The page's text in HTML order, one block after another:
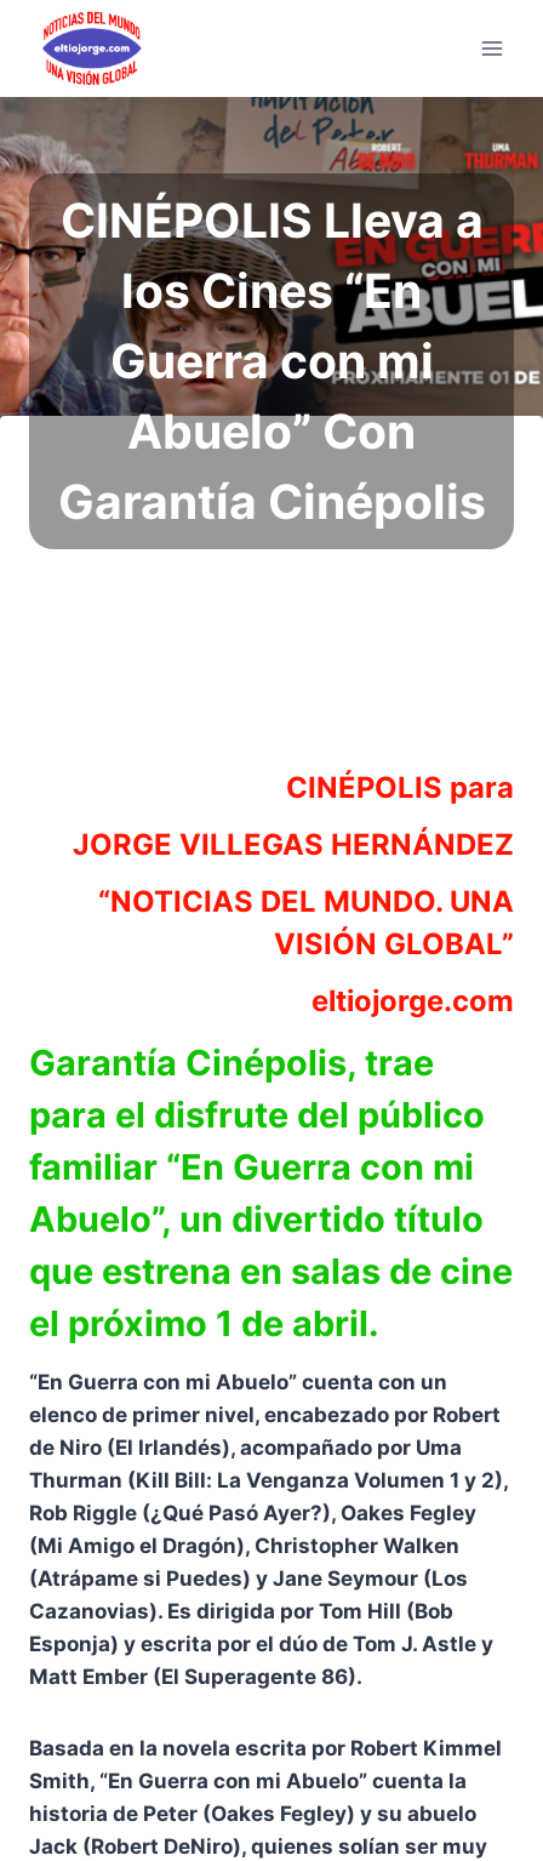
Saltar
contenido
CINÉPOLIS Lleva a
los Cines “En
Guerra con mi
Abuelo” Con
Garantía Cinépolis
CINÉPOLIS para
JORGE VILLEGAS HERNÁNDEZ
“NOTICIAS DEL MUNDO. UNA
VISIÓN GLOBAL”
eltiojorge.com
Garantía Cinépolis, trae
para el disfrute del público
familiar “En Guerra con mi
Abuelo”, un divertido título
que estrena en salas de cine
el próximo 1 de abril.
“En Guerra con mi Abuelo” cuenta con un
elenco de primer nivel, encabezado por Robert
de Niro (El Irlandés), acompañado por Uma
Thurman (Kill Bill: La Venganza Volumen 1 y 2),
Rob Riggle (¿Qué Pasó Ayer?), Oakes Fegley
(Mi Amigo el Dragón), Christopher Walken
(Atrápame si Puedes) y Jane Seymour (Los
Cazanovias). Es dirigida por Tom Hill (Bob
Esponja) y escrita por el dúo de Tom J. Astle y
Matt Ember (El Superagente 86).
Basada en la novela escrita por Robert Kimmel
Smith, “En Guerra con mi Abuelo” cuenta la
historia de Peter (Oakes Fegley) y su abuelo
Jack (Robert DeNiro), quienes solían ser muy